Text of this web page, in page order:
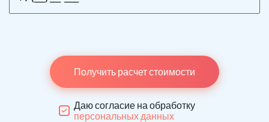
Получить расчет стоимости
Даю согласие на обработку
персональных данных